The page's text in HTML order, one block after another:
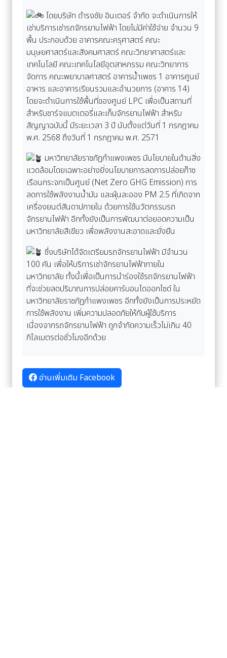
โดยบริษัท ดำรงชัย อินเตอร์ จำกัด จะดำเนินการให้
เช่าบริการเช่ารถจักรยานไฟฟ้า โดยไม่มีค่าใช้จ่าย จำนวน 9
พื้น ประกอบด้วย อาคารคณะครุศาสตร์ คณะ
มนุษยศาสตร์และสังคมศาสตร์ คณะวิทยาศาสตร์และ
เทคโนโลยี คณะเทคโนโลยีอุตสาหกรรม คณะวิทยาการ
จัดการ คณะพยาบาลศาสตร์ อาคารน้ำเพชร 1 อาคารศูนย์
อาหาร และอาคารเรียนรวมและอำนวยการ (อาคาร 14)
โดยจะดำเนินการใช้พื้นที่ของศูนย์ LPC เพื่อเป็นสถานที่
สำหรับชาร์จแบตเตอรี่และเก็บจักรยานไฟฟ้า สำหรับ
สัญญาฉบับนี้ มีระยะเวลา 3 ปี นับตั้งแต่วันที่ 1 กรกฎาคม
พ.ศ. 2568 ถึงวันที่ 1 กรกฎาคม พ.ศ. 2571
มหาวิทยาลัยราชภัฏกำแพงเพชร มีนโยบายในด้านสิ่ง
แวดล้อมโดยเฉพาะอย่างยิ่งนโยบายการลดการปล่อยก๊าซ
เรือนกระจกเป็นศูนย์ (Net Zero GHG Emission) การ
ลดการใช้พลังงานน้ำมัน และฝุ่นละออง PM 2.5 ที่เกิดจาก
เครื่องยนต์สันดาปภายใน ด้วยการใช้นวัตกรรมรถ
จักรยานไฟฟ้า อีกทั้งยังเป็นการพัฒนาต่อยอดความเป็น
มหาวิทยาลัยสีเขียว เพื่อพลังงานสะอาดและยั่งยืน
ซึ่งบริษัทได้จัดเตรียมรถจักรยานไฟฟ้า มีจำนวน
100 คัน เพื่อให้บริการเช่าจักรยานไฟฟ้าภายใน
มหาวิทยาลัย ทั้งนี้เพื่อเป็นการนำร่องใช้รถจักรยานไฟฟ้า
ที่จะช่วยลดปริมาณการปล่อยคาร์บอนไดออกไซด์ ใน
มหาวิทยาลัยราชภัฏกำแพงเพชร อีกทั้งยังเป็นการประหยัด
การใช้พลังงาน เพิ่มความปลอดภัยให้กับผู้ใช้บริการ
เนื่องจากรถจักรยานไฟฟ้า ถูกจำกัดความเร็วไม่เกิน 40
กิโลเมตรต่อชั่วโมงอีกด้วย
อ่านเพิ่มเติม Facebook